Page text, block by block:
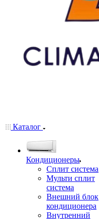
Каталог
Кондиционеры
Сплит система
Мульти сплит
система
Внешний блок
кондиционера
Внутренний